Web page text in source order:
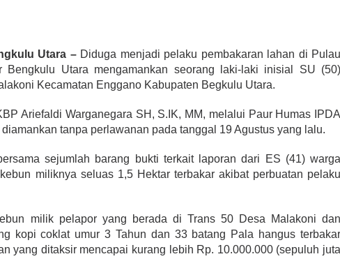
Utara –Diduga menjadi pelaku pembakaran lahan di Pulau
Bengkulu Utara mengamankan seorang laki-laki inisial SU (50)
Kecamatan Enggano Kabupaten Begkulu Utara.
Ariefaldi Warganegara SH, S.IK, MM, melalui Paur Humas IPDA
tanpa perlawanan pada tanggal 19 Agustus yang lalu.
sejumlah barang bukti terkait laporan dari ES (41) warga
miliknya seluas 1,5 Hektar terbakar akibat perbuatan pelaku
milik pelapor yang berada di Trans 50 Desa Malakoni dan
kopi coklat umur 3 Tahun dan 33 batang Pala hangus terbakar
yang ditaksir mencapai kurang lebih Rp. 10.000.000 (sepuluh juta